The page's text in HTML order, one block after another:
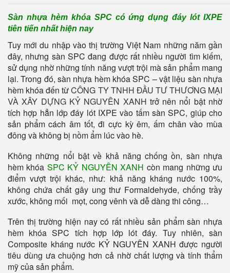
Sàn nhựa hèm khóa SPC có ứng dụng đáy lót IXPE
tiên tiến nhất hiện nay
Tuy mới du nhập vào thị trường Việt Nam những năm gần
đây, nhưng sàn SPC đang được rất nhiều người tìm kiếm,
sử dụng nhờ những tính năng vượt trội mà sản phẩm mang
lại. Trong đó, sàn nhựa hèm khóa SPC – vật liệu sàn nhựa
hèm khóa đến từCÔNG TY TNHH ĐẦU TƯ THƯƠNG MẠI
VÀ XÂY DỰNG KỶ NGUYÊN XANH trở nên nổi bật nhờ
tích hợp hẳn lớp đáy lót IXPE vào tấm sàn SPC, giúp cho
sản phẩm cách âm tốt, đi cực kỳ êm, ấm chân vào mùa
đông và không bị nồm ẩm lúc vào hè.
Không những nổi bật về khả năng chống ồn, sàn nhựa
hèm khóa SPC KỶ NGUYÊN XANH còn mang những ưu
điểm vượt trội khác, như: khả năng kháng nước 100%,
không chứa chất gây ung thư Formaldehyde, chống trầy
xước, không mối mọt, cong vênh và dễ dàng thi công…
Trên thị trường hiện nay có rất nhiều sản phẩm sàn nhựa
hèm khóa SPC tích hợp lớp lót đáy. Tuy nhiên, sàn
Composite kháng nước KỶ NGUYÊN XANH được người
tiêu dùng ưa chuộng hơn cả nhờ chất lượng và tính thẩm
mỹ của sản phẩm.